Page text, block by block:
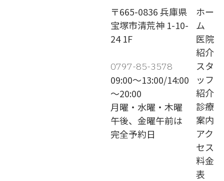
〒665-0836 兵庫県
宝塚市清荒神 1-10-
24 1F
0797-85-3578
09:00～13:00/14:00
～20:00
月曜・水曜・木曜
午後、金曜午前は
完全予約日
ホー
ム
医院
紹介
スタ
ッフ
紹介
診療
案内
アク
セス
料金
表